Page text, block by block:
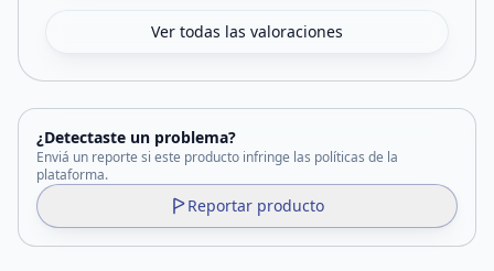
Ver todas las valoraciones
¿Detectaste un problema?
Enviá un reporte si este producto infringe las políticas de la
plataforma.
Reportar producto